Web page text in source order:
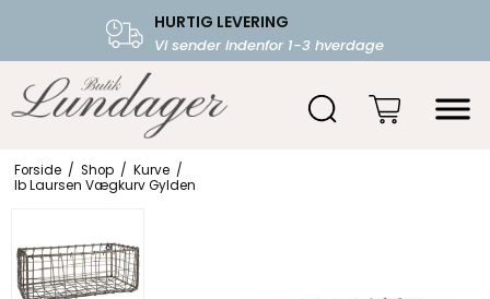
HURTIG LEVERING
Vi sender indenfor 1-3 hverdage
FRI FRAGT OVER 599.-
Starter fra 39,-
Forside / Shop / Kurve /
Ib Laursen Vægkurv Gylden